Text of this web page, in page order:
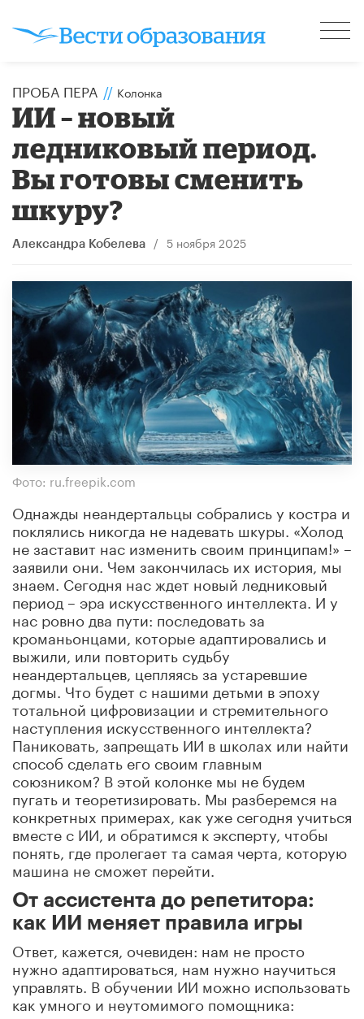
ПРОБА ПЕРА // Колонка
ИИ – новый
ледниковый период.
Вы готовы сменить
шкуру?
Александра Кобелева / 5 ноября 2025
Фото: ru.freepik.com
Однажды неандертальцы собрались у костра и
поклялись никогда не надевать шкуры. «Холод
не заставит нас изменить своим принципам!» –
заявили они. Чем закончилась их история, мы
знаем. Сегодня нас ждет новый ледниковый
период – эра искусственного интеллекта. И у
нас ровно два пути: последовать за
кроманьонцами, которые адаптировались и
выжили, или повторить судьбу
неандертальцев, цепляясь за устаревшие
догмы. Что будет с нашими детьми в эпоху
тотальной цифровизации и стремительного
наступления искусственного интеллекта?
Паниковать, запрещать ИИ в школах или найти
способ сделать его своим главным
союзником? В этой колонке мы не будем
пугать и теоретизировать. Мы разберемся на
конкретных примерах, как уже сегодня учиться
вместе с ИИ, и обратимся к эксперту, чтобы
понять, где пролегает та самая черта, которую
машина не сможет перейти.
От ассистента до репетитора:
как ИИ меняет правила игры
Ответ, кажется очевиден: нам не просто
нужно адаптироваться, нам нужно научиться
управлять. В обучении ИИ можно использовать
как умного и неутомимого помощника: